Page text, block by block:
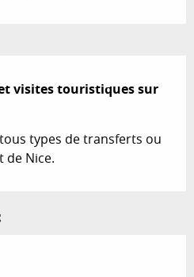
visites touristiques sur
types de transferts ou
Nice.